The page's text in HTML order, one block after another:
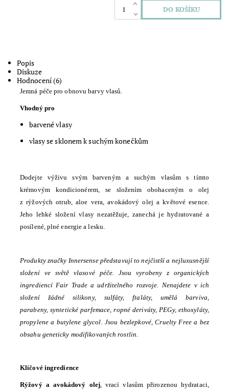
Popis
Diskuze
Hodnocení (6)
Jemná péče pro obnovu barvy vlasů.
Vhodný pro
barvené vlasy
vlasy se sklonem k suchým konečkům
Dodejte výživu svým barveným a suchým vlasům s tímto
krémovým kondicionérem, se složením obohaceným o olej
z rýžových otrub, aloe vera, avokádový olej a květové esence.
Jeho lehké složení vlasy nezatěžuje, zanechá je hydratované a
posílené, plné energie a lesku.
Produkty značky Innersense představují to nejčistší a nejluxusnější
složení ve světě vlasové péče. Jsou vyrobeny z organických
ingrediencí Fair Trade a udržitelného rozvoje. Nenajdete v ich
složení žádné silikony, sulfáty, ftaláty, umělá barviva,
parabeny, syntetické parfemace, ropné deriváty, PEGy, ethoxyláty,
propylene a butylene glycol. Jsou bezlepkové, Cruelty Free a bez
obsahu geneticky modifikovaných rostlin.
Klíčové ingredience
Rýžový a avokádový olej, vrací vlasům přirozenou hydrataci,